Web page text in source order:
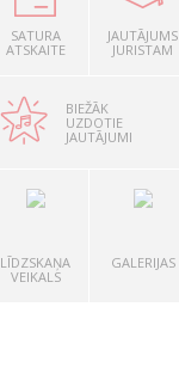
SATURA
ATSKAITE
JAUTĀJUMS
JURISTAM
BIEŽĀK
UZDOTIE
JAUTĀJUMI
LĪDZSKAŅA
VEIKALS
GALERIJAS